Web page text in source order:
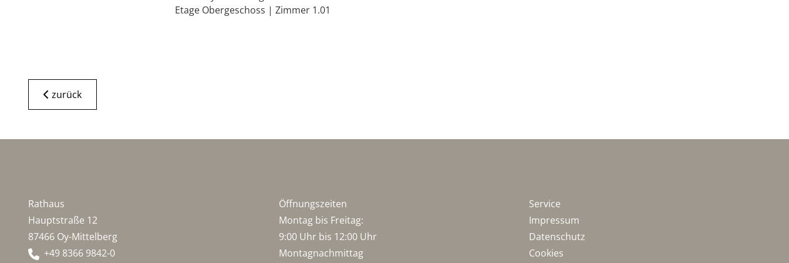
Etage Obergeschoss | Zimmer 1.01
zurück
Rathaus
Hauptstraße 12
87466 Oy-Mittelberg
+49 8366 9842-0
Öffnungszeiten
Montag bis Freitag:
9:00 Uhr bis 12:00 Uhr
Montagnachmittag
Service
Impressum
Datenschutz
Cookies